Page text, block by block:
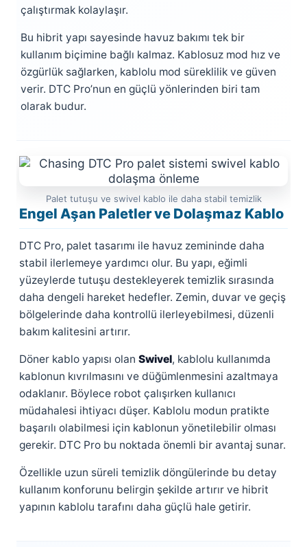
çalıştırmak kolaylaşır.
Bu hibrit yapı sayesinde havuz bakımı tek bir
kullanım biçimine bağlı kalmaz. Kablosuz mod hız ve
özgürlük sağlarken, kablolu mod süreklilik ve güven
verir. DTC Pro’nun en güçlü yönlerinden biri tam
olarak budur.
Engel Aşan Paletler ve Dolaşmaz Kablo
DTC Pro, palet tasarımı ile havuz zemininde daha
stabil ilerlemeye yardımcı olur. Bu yapı, eğimli
yüzeylerde tutuşu destekleyerek temizlik sırasında
daha dengeli hareket hedefler. Zemin, duvar ve geçiş
bölgelerinde daha kontrollü ilerleyebilmesi, düzenli
bakım kalitesini artırır.
Döner kablo yapısı olan Swivel, kablolu kullanımda
kablonun kıvrılmasını ve düğümlenmesini azaltmaya
odaklanır. Böylece robot çalışırken kullanıcı
müdahalesi ihtiyacı düşer. Kablolu modun pratikte
başarılı olabilmesi için kablonun yönetilebilir olması
gerekir. DTC Pro bu noktada önemli bir avantaj sunar.
Özellikle uzun süreli temizlik döngülerinde bu detay
kullanım konforunu belirgin şekilde artırır ve hibrit
yapının kablolu tarafını daha güçlü hale getirir.
Palet tutuşu ve swivel kablo ile daha stabil temizlik